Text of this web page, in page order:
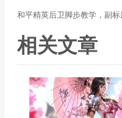
和平精英后卫脚步教学，副
相关文章